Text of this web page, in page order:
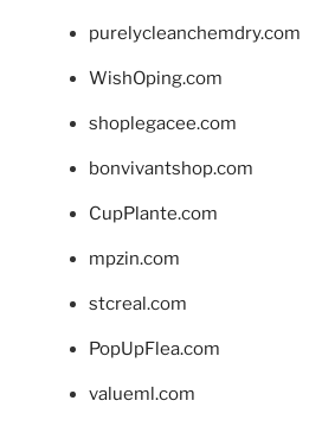
purelycleanchemdry.com
WishOping.com
shoplegacee.com
bonvivantshop.com
CupPlante.com
mpzin.com
stcreal.com
PopUpFlea.com
valueml.com